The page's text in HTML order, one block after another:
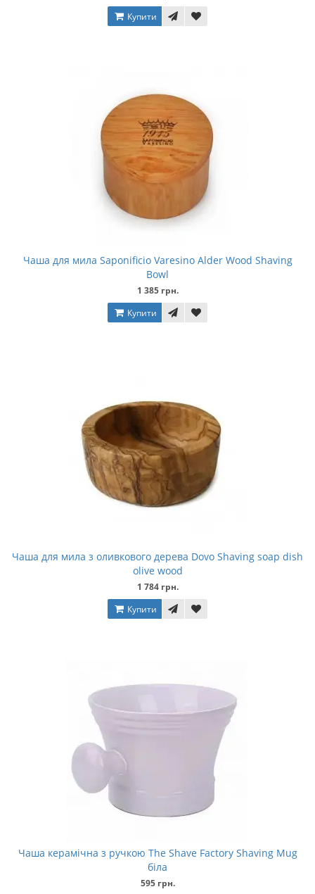
Купити
Чаша для мила Saponificio Varesino Alder Wood Shaving
Bowl
1 385 грн.
Купити
Чаша для мила з оливкового дерева Dovo Shaving soap dish
olive wood
1 784 грн.
Купити
Чаша керамічна з ручкою The Shave Factory Shaving Mug
біла
595 грн.